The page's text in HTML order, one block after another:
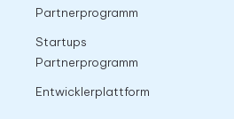
Partnerprogramm
Startups
Partnerprogramm
Entwicklerplattform